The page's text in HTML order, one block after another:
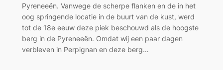
Pyreneeën. Vanwege de scherpe flanken en de in het
oog springende locatie in de buurt van de kust, werd
tot de 18e eeuw deze piek beschouwd als de hoogste
berg in de Pyreneeën. Omdat wij een paar dagen
verbleven in Perpignan en deze berg…